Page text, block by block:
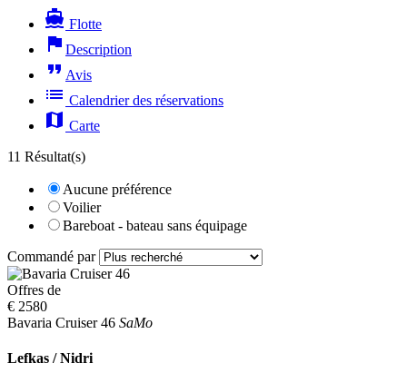
directions_boat Flotte
flag Description
format_quote Avis
list Calendrier des réservations
map Carte
11 Résultat(s)
Aucune préférence
Voilier
Bareboat - bateau sans équipage
Commandé par
Offres de
€ 2580
Bavaria Cruiser 46 SaMo
Lefkas / Nidri